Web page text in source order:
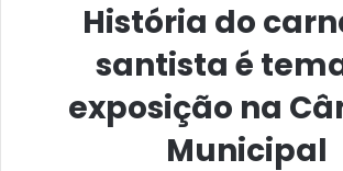
História do
santista é
exposição na
Municipal